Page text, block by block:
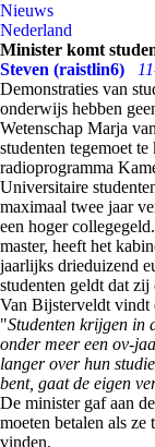
Nieuws
Nederland
Minister komt
Steven (raistlin6)
Demonstraties van
onderwijs hebben
Wetenschap Marja
studenten tegemoet
radioprogramma
Universitaire
maximaal twee jaar
een hoger
master, heeft het
jaarlijks drieduizend
studenten geldt dat
Van Bijsterveldt vindt
"Studenten krijgen in
onder meer een ov-
langer over hun
bent, gaat de eigen
De minister gaf aan
moeten betalen als
vinden.